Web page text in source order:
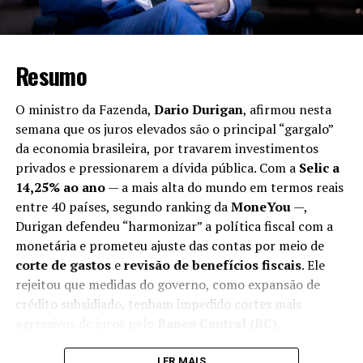
apoiar esse acesso, o Sebrae oferece o curso
Contrata+Brasil na prática, que ensina o passo a passo
burocracia:https://df.loja.sebrae.com.br/contrata-
mais-brasil-na-pratica-guia-para-o-mei-1-
372000117678?
Escala, marketplaces e
expansão internacional
A formalização também pavimenta a entrada em novos
canais. Em 2023, ao levar os personalizados para
marketplaces, o faturamento da Inova a Laser
multiplicou por dez em um mês. O salto exigiu
funcionários; a operação deixou um espaço de 35 m²,
Resumo
O ministro da Fazenda, Dario Durigan, afirmou nesta
semana que os juros elevados são o principal “gargalo”
da economia brasileira, por travarem investimentos
privados e pressionarem a dívida pública. Com a Selic a
14,25% ao ano— a mais alta do mundo em termos reais
entre 40 países, segundo ranking daMoneYou—,
Durigan defendeu “harmonizar” a política fiscal com a
monetária e prometeu ajuste das contas por meio de
corte de gastoserevisão de benefícios fiscais. Ele
rejeitou que medidas do governo, como expansão de
crédito subsidiado, tenham impedido cortes mais